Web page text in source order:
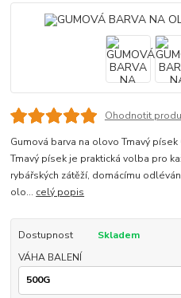
Ohodnotit
Gumová barva na olovo Tmavý
Tmavý písek je praktická volba pro
rybářských zátěží, domácímu
olo... celý popis
Dostupnost
Skladem
VÁHA BALENÍ